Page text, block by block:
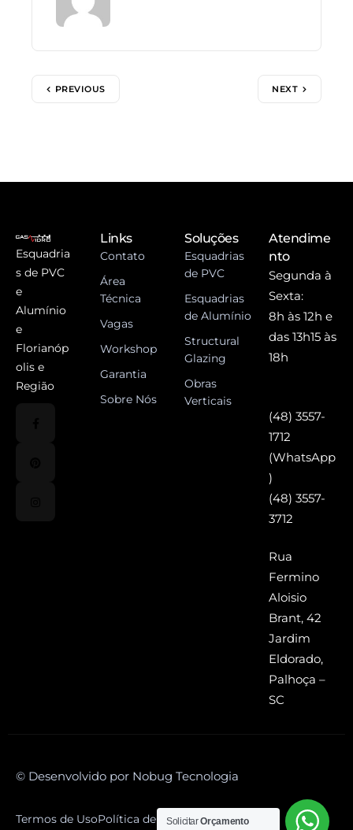
PREVIOUS NEXT
Esquadria
s de PVC
e
Alumínio
e
Florianóp
olis e
Região
Links
Contato
Área
Técnica
Vagas
Workshop
Garantia
Sobre Nós
Soluções
Esquadrias
de PVC
Esquadrias
de Alumínio
Structural
Glazing
Obras
Verticais
Atendime
nto
Segunda à
Sexta:
8h às 12h e
das 13h15 às
18h
(48) 3557-
1712
(WhatsApp
)
(48) 3557-
3712
Rua
Fermino
Aloisio
Brant, 42
Jardim
Eldorado,
Palhoça –
SC
© Desenvolvido por Nobug Tecnologia
Termos de UsoPolítica de Privacidade
SolicitarOrçamento